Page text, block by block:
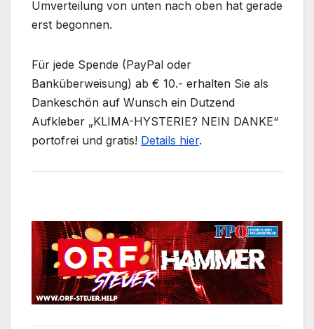
Umverteilung von unten nach oben hat gerade
erst begonnen.
Für jede Spende (PayPal oder
Banküberweisung) ab € 10.- erhalten Sie als
Dankeschön auf Wunsch ein Dutzend
Aufkleber „KLIMA-HYSTERIE? NEIN DANKE“
portofrei und gratis! Details hier.